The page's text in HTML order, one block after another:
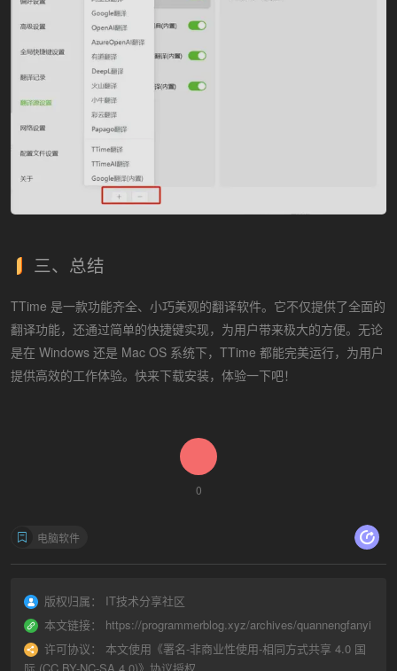
三、总结
TTime 是一款功能齐全、小巧美观的翻译软件。它不仅提供了全面的
翻译功能，还通过简单的快捷键实现，为用户带来极大的方便。无论
是在 Windows 还是 Mac OS 系统下，TTime 都能完美运行，为用户
提供高效的工作体验。快来下载安装，体验一下吧！
0
电脑软件
版权归属：
IT技术分享社区
本文链接：
https://programmerblog.xyz/archives/quannengfanyi
许可协议：
本文使用《署名-非商业性使用-相同方式共享 4.0 国
际 (CC BY-NC-SA 4.0)》协议授权